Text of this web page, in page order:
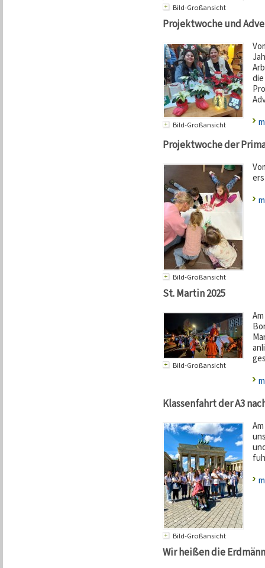
Bild-Großansicht
Projektwoche und
Bild-Großansicht
Projektwoche der
Bild-Großansicht
St. Martin 2025
Bild-Großansicht
Klassenfahrt der A3
Bild-Großansicht
Wir heißen die